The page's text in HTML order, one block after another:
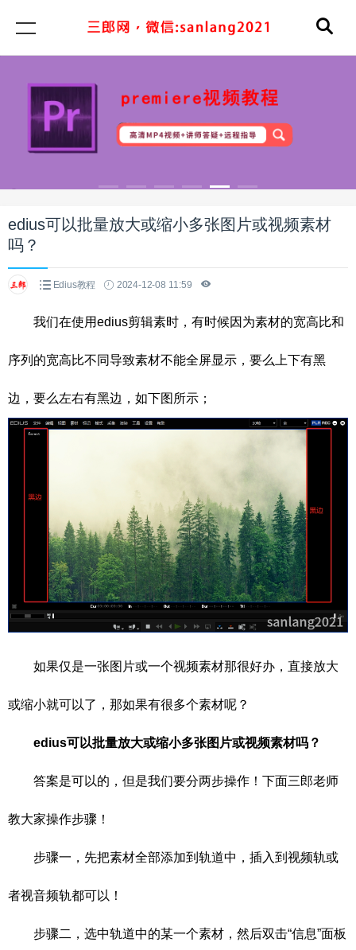
edius可以批量放大或缩小多张图片或视频素材
吗？
Edius教程 2024-12-08 11:59
我们在使用edius剪辑素时，有时候因为素材的宽高比和
序列的宽高比不同导致素材不能全屏显示，要么上下有黑
边，要么左右有黑边，如下图所示；
如果仅是一张图片或一个视频素材那很好办，直接放大
或缩小就可以了，那如果有很多个素材呢？
edius可以批量放大或缩小多张图片或视频素材吗？
答案是可以的，但是我们要分两步操作！下面三郎老师
教大家操作步骤！
步骤一，先把素材全部添加到轨道中，插入到视频轨或
者视音频轨都可以！
步骤二，选中轨道中的某一个素材，然后双击“信息”面板